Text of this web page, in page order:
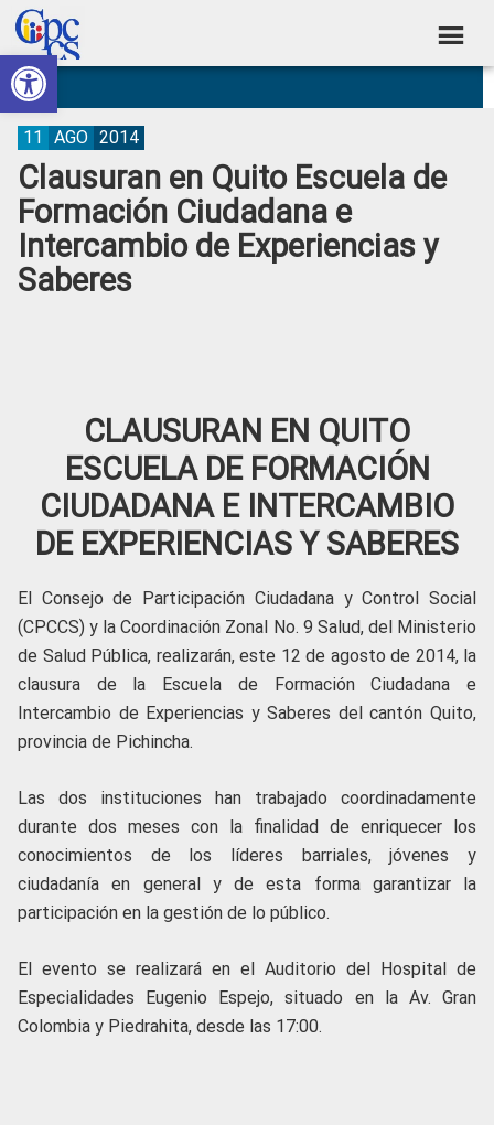
Abrir barra de herramientas
Skip
to
primary
navigation
Skip
to
main
content
Skip
to
primary
sidebar
Skip
to
footer
Consejo
de
Participación
Ciudadana
Control
Social
Construyendo
Poder
Ciudadano
Clausuran en Quito Escuela de
Formación Ciudadana e
Intercambio de Experiencias y
Saberes
11 AGO 2014
CLAUSURAN EN QUITO
ESCUELA DE FORMACIÓN
CIUDADANA E INTERCAMBIO
DE EXPERIENCIAS Y SABERES
El Consejo de Participación Ciudadana y Control Social
(CPCCS) y la Coordinación Zonal No. 9 Salud, del Ministerio
de Salud Pública, realizarán, este 12 de agosto de 2014, la
clausura de la Escuela de Formación Ciudadana e
Intercambio de Experiencias y Saberes del cantón Quito,
provincia de Pichincha.
Las dos instituciones han trabajado coordinadamente
durante dos meses con la finalidad de enriquecer los
conocimientos de los líderes barriales, jóvenes y
ciudadanía en general y de esta forma garantizar la
participación en la gestión de lo público.
El evento se realizará en el Auditorio del Hospital de
Especialidades Eugenio Espejo, situado en la Av. Gran
Colombia y Piedrahita, desde las 17:00.